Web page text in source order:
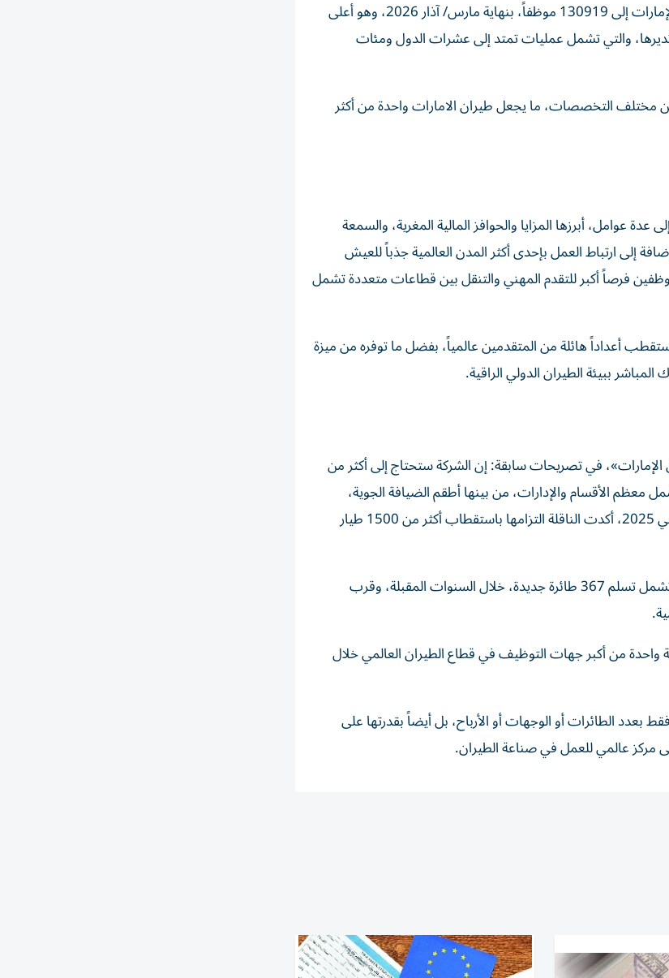
وأدى التوسع في التوظيف إلى رفع إجمالي عدد العاملين في مجموعة الإمارات إلى 130919 موظفاً، بنهاية مارس/ آذار 2026، وهو أعلى
والتي تشمل عمليات تمتد إلى عشرات الدول ومئات
موظفين من 85 دولة وأكثر من 180 جنسية، من مختلف التخصصات، ما يجعل طيران الامارات واحدة من أكثر
أبرزها المزايا والحوافز المالية المغرية، والسمعة
إلى ارتباط العمل بإحدى أكثر المدن العالمية جذباً للعيش
فرصاً أكبر للتقدم المهني والتنقل بين قطاعات متعددة تشمل
أعداداً هائلة من المتقدمين عالمياً، بفضل ما توفره من ميزة
ببيئة الطيران الدولي الراقية.
في تصريحات سابقة: إن الشركة ستحتاج إلى أكثر من
على مدى السنوات الخمس المقبلة، بحلول 2031، تشمل معظم الأقسام والإدارات، من بينها أطقم الضيافة الجوية،
وخدمات المطارات، والطيارين، والمهندسين. وفي يونيو/ حزيران الماضي 2025، أكدت الناقلة التزامها باستقطاب أكثر من 1500 طيار
تأتي هذه الأرقام في وقت تستعد فيه المجموعة لمرحلة توسع ضخمة، تشمل تسلم 367 طائرة جديدة، خلال السنوات المقبلة، وقرب
واحدة من أكبر جهات التوظيف في قطاع الطيران العالمي خلال
بعدد الطائرات أو الوجهات أو الأرباح، بل أيضاً بقدرتها على
مركز عالمي للعمل في صناعة الطيران.